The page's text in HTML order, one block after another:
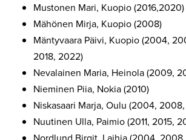
Mustonen Mari, Kuopio (2016,2020)
Mähönen Mirja, Kuopio (2008)
Mäntyvaara Päivi, Kuopio (2004,
2018, 2022)
Nevalainen Maria, Heinola (2009,
Nieminen Piia, Nokia (2010)
Niskasaari Marja, Oulu (2004, 2008,
Nuutinen Ulla, Paimio (2011, 2015,